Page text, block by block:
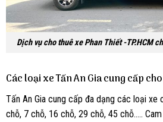
Dịch vụ cho thuê xe Phan Thiết -TP.HCM
Các loại xe Tấn An Gia cung cấp
Tấn An Gia cung cấp đa dạng các loại xe
chỗ, 7 chỗ, 16 chỗ, 29 chỗ, 45 chỗ…..